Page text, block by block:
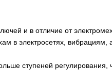
и в отличие от
в электросетях,
ступеней регулирования,